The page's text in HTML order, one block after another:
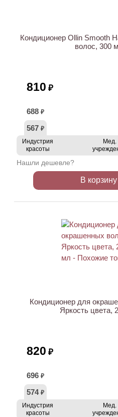
Кондиционер Ollin Smooth
волос, 300
810 ₽
688 ₽
567 ₽
Индустрия
красоты
Мед.
Нашли дешевле?
В корзину
Кондиционер для
Яркость цвета,
820 ₽
696 ₽
574 ₽
Индустрия
красоты
Мед.